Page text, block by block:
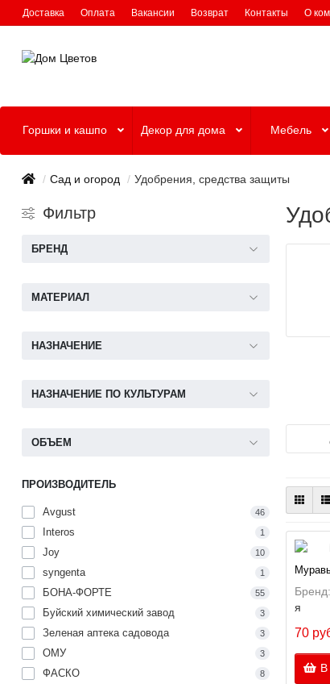
Доставка Оплата Вакансии Возврат Контакты О
Горшки и кашпо Декор для дома Мебель
Сад и огород Удобрения, средства защиты
Фильтр
БРЕНД
МАТЕРИАЛ
НАЗНАЧЕНИЕ
НАЗНАЧЕНИЕ ПО КУЛЬТУРАМ
ОБЪЕМ
ПРОИЗВОДИТЕЛЬ
Avgust 46
Interos 1
Joy 10
syngenta 1
БОНА-ФОРТЕ 55
Буйский химический завод 3
Зеленая аптека садовода 3
ОМУ 3
ФАСКО 8
Бренд:
я
70
В